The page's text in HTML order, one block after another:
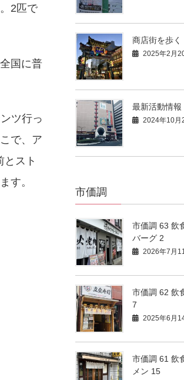
2匹で
国に普
ツ行っ
で、ア
とスト
す。
商店街を歩く
2025年2月
最新活動情報
2024年10月
市価調
市価調 63 飲
バーグ 2
2026年7月
市価調 62 飲
7
2025年6月
市価調 61 飲
メン 15